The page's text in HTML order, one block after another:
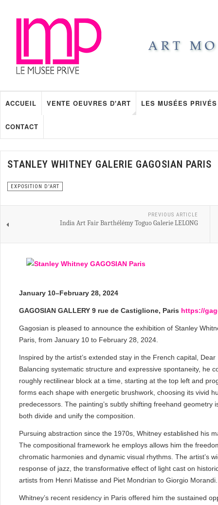
ACCUEIL VENTE OEUVRES D'ART LES MUSÉES PRIVÉS
CONTACT
STANLEY WHITNEY GALERIE GAGOSIAN PARIS
EXPOSITION D'ART
PREVIOUS ARTICLE
India Art Fair Barthélémy Toguo Galerie LELONG
January 10–February 28, 2024
GAGOSIAN GALLERY 9 rue de Castiglione, Paris https://
Gagosian is pleased to announce the exhibition of Stanley
Paris, from January 10 to February 28, 2024.
Inspired by the artist’s extended stay in the French capital,
Balancing systematic structure and expressive spontaneity, he
roughly rectilinear block at a time, starting at the top left and
forms each shape with energetic brushwork, choosing its vivid
predecessors. The painting’s subtly shifting freehand
both divide and unify the composition.
Pursuing abstraction since the 1970s, Whitney established his
The compositional framework he employs allows him the
chromatic harmonies and dynamic visual rhythms. The artist’s
response of jazz, the transformative effect of light cast on
artists from Henri Matisse and Piet Mondrian to Giorgio Morandi.
Whitney’s recent residency in Paris offered him the sustained